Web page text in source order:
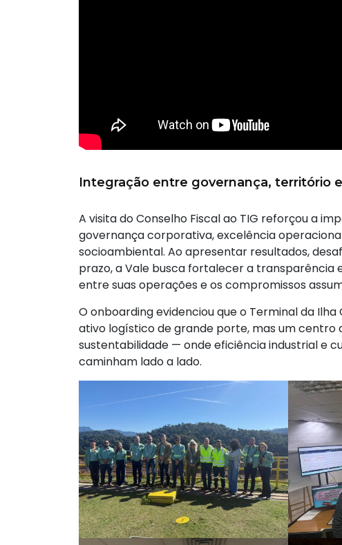
Integração entre governança, território
A visita do Conselho Fiscal ao TIG reforçou a
governança corporativa, excelência
socioambiental. Ao apresentar resultados,
prazo, a Vale busca fortalecer a transparência
entre suas operações e os compromissos
O onboarding evidenciou que o Terminal da
ativo logístico de grande porte, mas um centro
sustentabilidade — onde eficiência industrial e
caminham lado a lado.